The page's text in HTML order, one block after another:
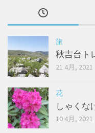
旅
秋吉台ト
21 4月, 2021
花
しゃく
10 4月, 2021